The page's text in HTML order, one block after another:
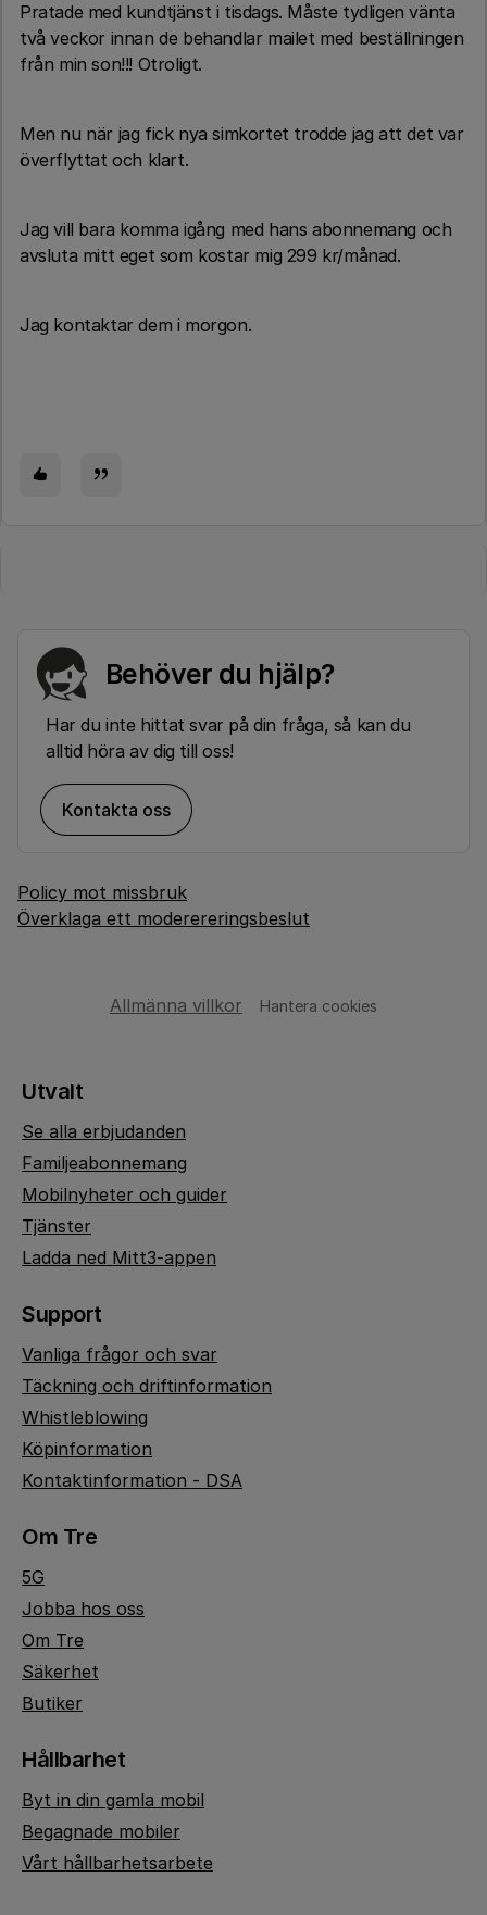
Pratade med kundtjänst i tisdags. Måste tydligen vänta
två veckor innan de behandlar mailet med beställningen
från min son!!! Otroligt.
Men nu när jag fick nya simkortet trodde jag att det var
överflyttat och klart.
Jag vill bara komma igång med hans abonnemang och
avsluta mitt eget som kostar mig 299 kr/månad.
Jag kontaktar dem i morgon.
Behöver du hjälp?
Har du inte hittat svar på din fråga, så kan du
alltid höra av dig till oss!
Kontakta oss
Policy mot missbruk
Överklaga ett moderereringsbeslut
Allmänna villkor Hantera cookies
Utvalt
Se alla erbjudanden
Familjeabonnemang
Mobilnyheter och guider
Tjänster
Ladda ned Mitt3-appen
Support
Vanliga frågor och svar
Täckning och driftinformation
Whistleblowing
Köpinformation
Kontaktinformation - DSA
Om Tre
5G
Jobba hos oss
Om Tre
Säkerhet
Butiker
Hållbarhet
Byt in din gamla mobil
Begagnade mobiler
Vårt hållbarhetsarbete